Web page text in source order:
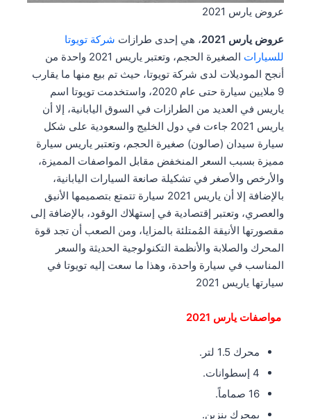
عروض يارس 2021
عروض يارس 2021 ، هي إحدى طرازات شركة تويوتا
للسيارات
الصغيرة الحجم، وتعتبر ياريس 2021 واحدة من
أنجح الموديلات لدى شركة تويوتا، حيث تم بيع منها ما يقارب
9 ملايين سيارة حتى عام 2020، واستخدمت تويوتا اسم
ياريس في العديد من الطرازات في السوق اليابانية، إلا أن
ياريس 2021 جاءت في دول الخليج والسعودية على شكل
سيارة سيدان (صالون) صغيرة الحجم، وتعتبر ياريس سيارة
مميزة بسبب السعر المنخفض مقابل المواصفات المميزة،
والأرخص والأصغر في تشكيلة صانعة السيارات اليابانية،
بالإضافة إلا أن ياريس 2021 سيارة تتمتع بتصميمها الأنيق
والعصري، وتعتبر إقتصادية في إستهلاك الوقود، بالإضافة إلى
مقصورتها الأنيقة المُمتلئة بالمزايا، ومن الصعب أن تجد قوة
المحرك والصلابة والأنظمة التكنولوجية الحديثة والسعر
المناسب في سيارة واحدة، وهذا ما سعت إليه تويوتا في
سيارتها ياريس 2021
مواصفات يارس 2021
محرك 1.5 لتر.
4 إسطوانات.
16 صماماً.
بمحرك بنزين.